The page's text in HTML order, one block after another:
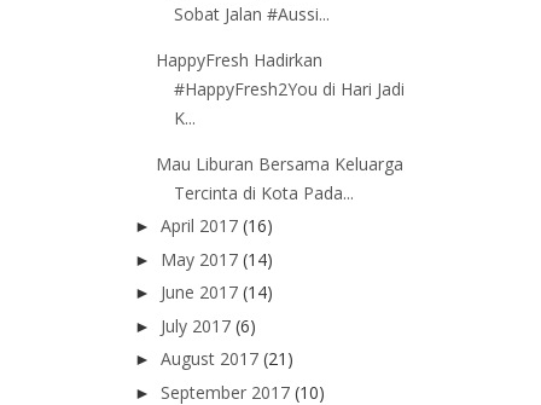
Sobat Jalan #Aussi...
HappyFresh Hadirkan
#HappyFresh2You di Hari Jadi
K...
Mau Liburan Bersama Keluarga
Tercinta di Kota Pada...
► April 2017 (16)
► May 2017 (14)
► June 2017 (14)
► July 2017 (6)
► August 2017 (21)
► September 2017 (10)